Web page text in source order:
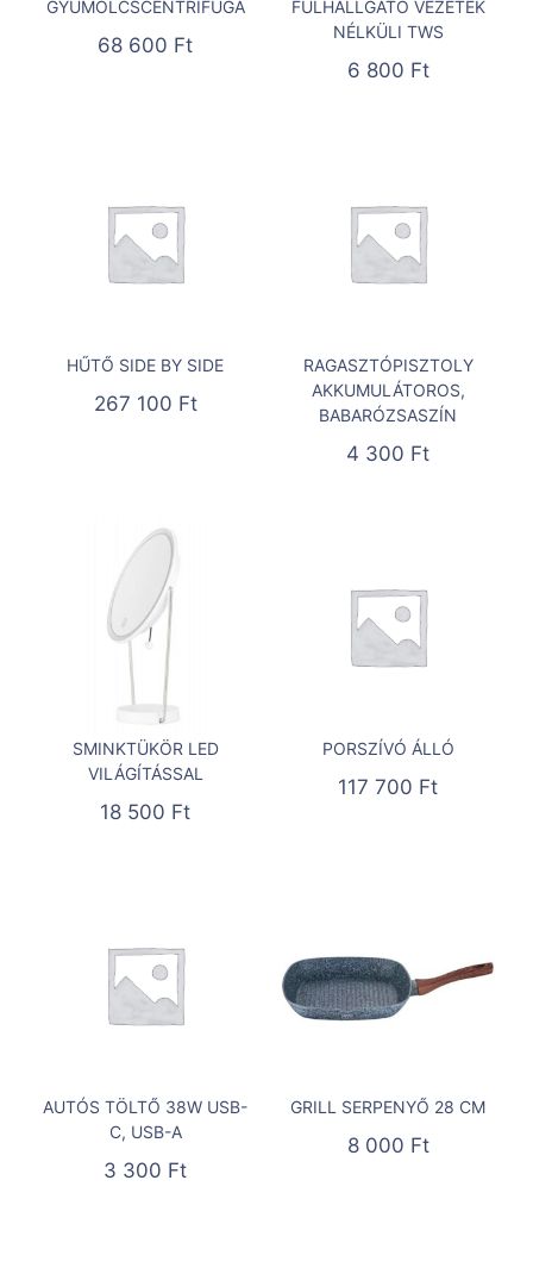
GYÜMÖLCSCENTRIFUGA
68 600 Ft
FÜLHALLGATÓ VEZETÉK
NÉLKÜLI TWS
6 800 Ft
HŰTŐ SIDE BY SIDE
267 100 Ft
RAGASZTÓPISZTOLY
AKKUMULÁTOROS,
BABARÓZSASZÍN
4 300 Ft
SMINKTÜKÖR LED
VILÁGÍTÁSSAL
18 500 Ft
PORSZÍVÓ ÁLLÓ
117 700 Ft
AUTÓS TÖLTŐ 38W USB-
C, USB-A
3 300 Ft
GRILL SERPENYŐ 28 CM
8 000 Ft